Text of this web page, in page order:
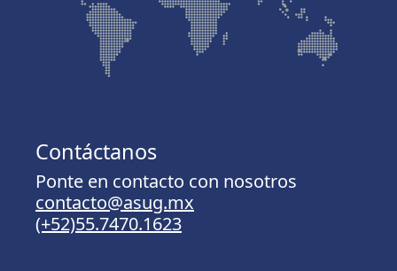
Contáctanos
Ponte en contacto con nosotros
contacto@asug.mx
(+52)55.7470.1623